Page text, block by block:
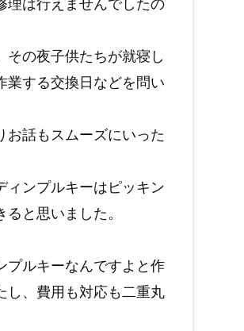
理は行えませんでしたの
の夜子供たちが就寝し
業する交換日などを問い
お話もスムーズにいった
ィンプルキーはピッキン
と思いました。
プルキーなんですよと作
し、費用も対応も二重丸